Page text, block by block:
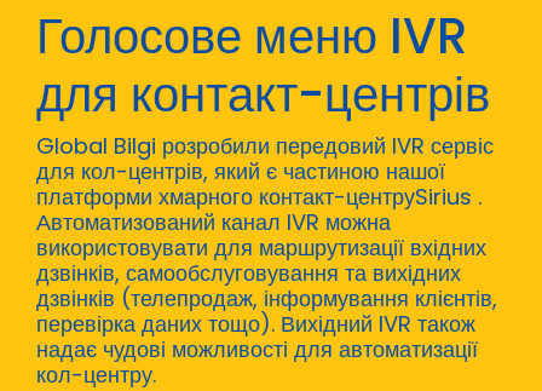
Голосове меню IVR
для контакт-центрів
Global Bilgi розробили передовий IVR сервіс
для кол-центрів, який є частиною нашої
платформи хмарного контакт-центруSirius .
Автоматизований канал IVR можна
використовувати для маршрутизації вхідних
дзвінків, самообслуговування та вихідних
дзвінків (телепродаж, інформування клієнтів,
перевірка даних тощо). Вихідний IVR також
надає чудові можливості для автоматизації
кол-центру.